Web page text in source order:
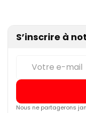
S’inscrire à
Nous ne partagerons